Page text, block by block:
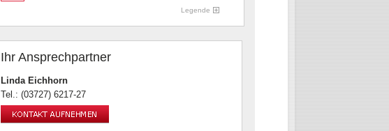
Legende
Ihr Ansprechpartner
Linda Eichhorn
Tel.: (03727) 6217-27